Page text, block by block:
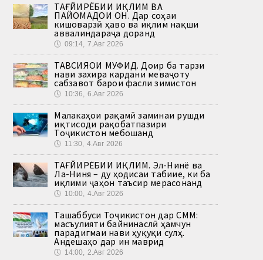
ТАҒЙИРЁБИИ ИҚЛИМ ВА
ПАЙОМАДҲОИ ОН. Дар соҳаи
кишоварзӣ ҳаво ва иқлим нақши
аввалиндараҷа доранд
🕔 09:14, 7.Авг 2026
ТАВСИЯҲОИ МУФИД. Доир ба тарзи
нави захира кардани меваҷоту
сабзавот барои фасли зимистон
🕔 10:36, 6.Авг 2026
Малакаҳои рақамӣ заминаи рушди
иқтисоди рақобатпазири
Тоҷикистон мебошанд
🕔 11:30, 4.Авг 2026
ТАҒЙИРЁБИИ ИҚЛИМ. Эл-Нинё ва
Ла-Ниня – ду ҳодисаи табиие, ки ба
иқлими ҷаҳон таъсир мерасонанд
🕔 10:00, 4.Авг 2026
Ташаббуси Тоҷикистон дар СММ:
масъулияти байнинаслӣ ҳамчун
парадигмаи нави ҳуқуқи сулҳ.
Андешаҳо дар ин маврид
🕔 14:00, 2.Авг 2026